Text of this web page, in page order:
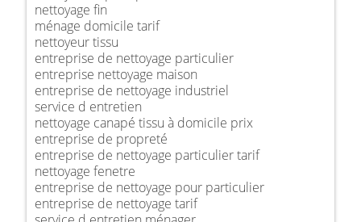
nettoyage fin
ménage domicile tarif
nettoyeur tissu
entreprise de nettoyage particulier
entreprise nettoyage maison
entreprise de nettoyage industriel
service d entretien
nettoyage canapé tissu à domicile prix
entreprise de propreté
entreprise de nettoyage particulier tarif
nettoyage fenetre
entreprise de nettoyage pour particulier
entreprise de nettoyage tarif